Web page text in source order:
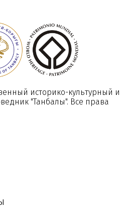
историко-культурный и
"Танбалы". Все права